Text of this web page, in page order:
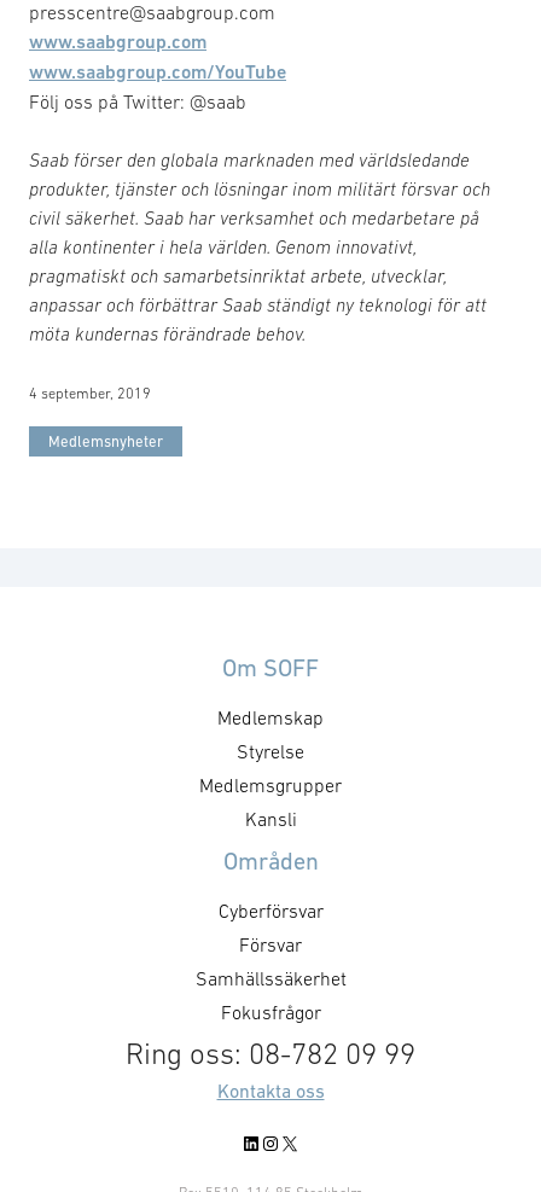
presscentre@saabgroup.com
www.saabgroup.com
www.saabgroup.com/YouTube
Följ oss på Twitter: @saab
Saab förser den globala marknaden med världsledande
produkter, tjänster och lösningar inom militärt försvar och
civil säkerhet. Saab har verksamhet och medarbetare på
alla kontinenter i hela världen. Genom innovativt,
pragmatiskt och samarbetsinriktat arbete, utvecklar,
anpassar och förbättrar Saab ständigt ny teknologi för att
möta kundernas förändrade behov.
4 september, 2019
Medlemsnyheter
Om SOFF
Medlemskap
Styrelse
Medlemsgrupper
Kansli
Områden
Cyberförsvar
Försvar
Samhällssäkerhet
Fokusfrågor
Ring oss: 08-782 09 99
Kontakta oss
LinkedIn
Instagram
X